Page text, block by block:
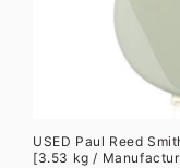
USED Paul Reed
[3.53 kg /